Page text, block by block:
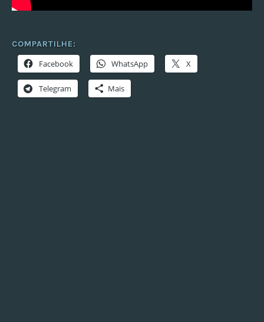
COMPARTILHE:
Facebook WhatsApp X
Telegram Mais